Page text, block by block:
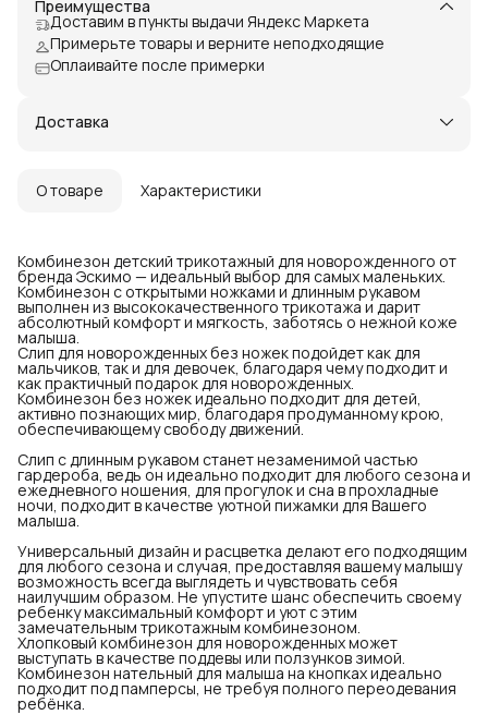
Преимущества
Доставим в пункты выдачи Яндекс Маркета
Примерьте товары и верните неподходящие
Оплаивайте после примерки
Доставка
О товаре Характеристики
Комбинезон детский трикотажный для новорожденного от
бренда Эскимо — идеальный выбор для самых маленьких.
Комбинезон с открытыми ножками и длинным рукавом
выполнен из высококачественного трикотажа и дарит
абсолютный комфорт и мягкость, заботясь о нежной коже
малыша.
Слип для новорожденных без ножек подойдет как для
мальчиков, так и для девочек, благодаря чему подходит и
как практичный подарок для новорожденных.
Комбинезон без ножек идеально подходит для детей,
активно познающих мир, благодаря продуманному крою,
обеспечивающему свободу движений.
Слип с длинным рукавом станет незаменимой частью
гардероба, ведь он идеально подходит для любого сезона и
ежедневного ношения, для прогулок и сна в прохладные
ночи, подходит в качестве уютной пижамки для Вашего
малыша.
Универсальный дизайн и расцветка делают его подходящим
для любого сезона и случая, предоставляя вашему малышу
возможность всегда выглядеть и чувствовать себя
наилучшим образом. Не упустите шанс обеспечить своему
ребенку максимальный комфорт и уют с этим
замечательным трикотажным комбинезоном.
Хлопковый комбинезон для новорожденных может
выступать в качестве поддевы или ползунков зимой.
Комбинезон нательный для малыша на кнопках идеально
подходит под памперсы, не требуя полного переодевания
ребёнка.